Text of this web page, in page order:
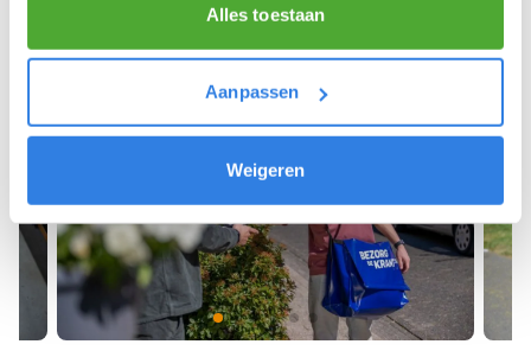
Alles toestaan
Aanpassen
Weigeren